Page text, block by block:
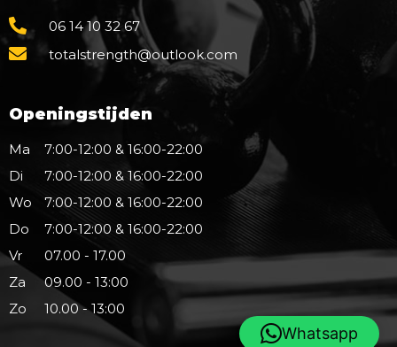
06 14 10 32 67
totalstrength@outlook.com
Openingstijden
Ma
7:00-12:00 & 16:00-22:00
Di
7:00-12:00 & 16:00-22:00
Wo
7:00-12:00 & 16:00-22:00
Do
7:00-12:00 & 16:00-22:00
Vr
07.00 - 17.00
Za
09.00 - 13:00
Zo
10.00 - 13:00
Whatsapp